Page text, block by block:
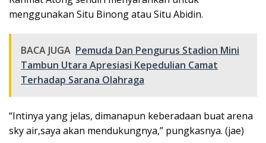
menggunakan Situ Binong atau Situ Abidin.
BACA JUGA Pemuda Dan Pengurus Stadion Mini
Tambun Utara Apresiasi Kepedulian Camat
Terhadap Sarana Olahraga
“Intinya yang jelas, dimanapun keberadaan buat arena
sky air,saya akan mendukungnya,” pungkasnya. (jae)